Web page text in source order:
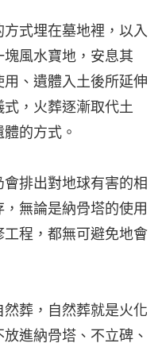
式埋在墓地裡，以入
風水寶地，安息其
、遺體入土後所延伸
，火葬逐漸取代土
的方式。
排出對地球有害的相
無論是納骨塔的使用
程，都無可避免地會
葬，自然葬就是火化
進納骨塔、不立碑、